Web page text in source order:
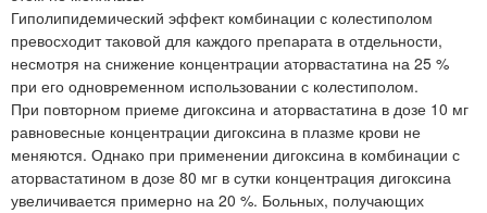
Гиполипидемический эффект комбинации с колестиполом
превосходит таковой для каждого препарата в отдельности,
несмотря на снижение концентрации аторвастатина на 25 %
при его одновременном использовании с колестиполом.
При повторном приеме дигоксина и аторвастатина в дозе 10 мг
равновесные концентрации дигоксина в плазме крови не
меняются. Однако при применении дигоксина в комбинации с
аторвастатином в дозе 80 мг в сутки концентрация дигоксина
увеличивается примерно на 20 %. Больных, получающих